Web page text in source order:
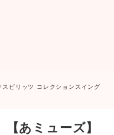
スピリッツ コレクションスイング
あミューズ】